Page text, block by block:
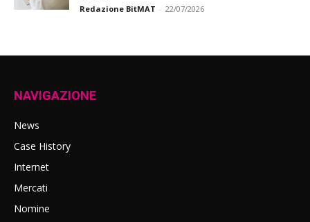
Redazione BitMAT - 22/07/2026
NAVIGAZIONE
News
Case History
Internet
Mercati
Nomine